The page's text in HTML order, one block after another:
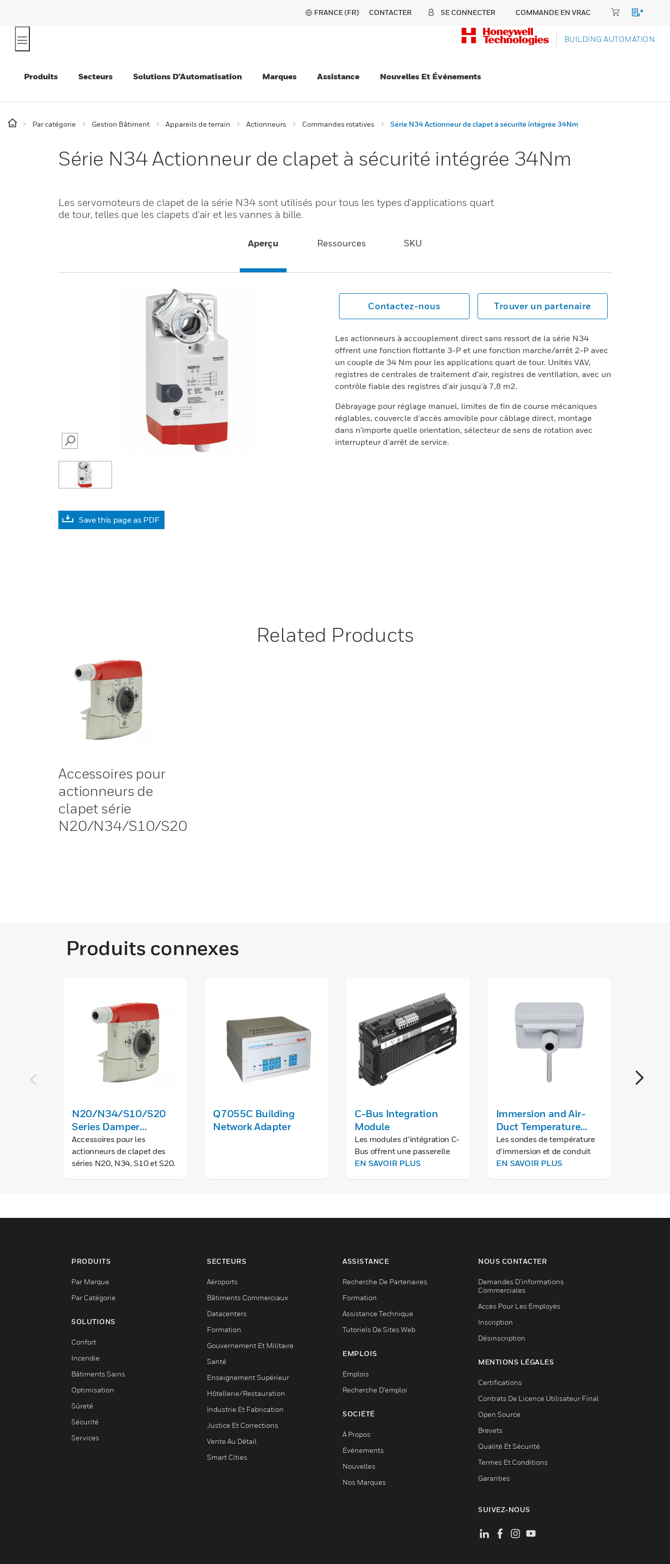
FRANCE (FR) CONTACTER SE CONNECTER COMMANDE EN VRAC
BUILDING AUTOMATION
Produits Secteurs Solutions D’Automatisation Marques Assistance Nouvelles Et Événements
Par catégorie Gestion Bâtiment Appareils de terrain Actionneurs Commandes rotatives Série N34 Actionneur de clapet à sécurité intégrée 34Nm
Série N34 Actionneur de clapet à sécurité intégrée 34Nm
Les servomoteurs de clapet de la série N34 sont utilisés pour tous les types d'applications quart
de tour, telles que les clapets d'air et les vannes à bille.
Aperçu Ressources SKU
SEARCH
Save this page as PDF
Contactez-nous Trouver un partenaire
Les actionneurs à accouplement direct sans ressort de la série N34
offrent une fonction flottante 3-P et une fonction marche/arrêt 2-P avec
un couple de 34 Nm pour les applications quart de tour. Unités VAV,
registres de centrales de traitement d'air, registres de ventilation, avec un
contrôle fiable des registres d'air jusqu'à 7,8 m2.
Débrayage pour réglage manuel, limites de fin de course mécaniques
réglables, couvercle d'accès amovible pour câblage direct, montage
dans n'importe quelle orientation, sélecteur de sens de rotation avec
interrupteur d'arrêt de service.
Related Products
Accessoires pour
actionneurs de
clapet série
N20/N34/S10/S20
Produits connexes
N20/N34/S10/S20
Series Damper
Actuator Accessories
Accessoires pour les
actionneurs de clapet des
séries N20, N34, S10 et S20.
Q7055C Building
Network Adapter
C-Bus Integration
Module
Les modules d’intégration C-
Bus offrent une passerelle
connectée complète pour la
EN SAVOIR PLUS
Immersion and Air-
Duct Temperature
Sensors
Les sondes de température
d’immersion et de conduit
d’air ne sont pas polarisées.
EN SAVOIR PLUS
PRODUITS
Par Marque
Par Catégorie
SOLUTIONS
Confort
Incendie
Bâtiments Sains
Optimisation
Sûreté
Sécurité
Services
SECTEURS
Aéroports
Bâtiments Commerciaux
Datacenters
Formation
Gouvernement Et Militaire
Santé
Enseignement Supérieur
Hôtellerie/Restauration
Industrie Et Fabrication
Justice Et Corrections
Vente Au Détail
Smart Cities
ASSISTANCE
Recherche De Partenaires
Formation
Assistance Technique
Tutoriels De Sites Web
EMPLOIS
Emplois
Recherche D'emploi
SOCIÉTÉ
À Propos
Événements
Nouvelles
Nos Marques
NOUS CONTACTER
Demandes D’informations
Commerciales
Accès Pour Les Employés
Inscription
Désinscription
MENTIONS LÉGALES
Certifications
Contrats De Licence Utilisateur Final
Open Source
Brevets
Qualité Et Sécurité
Termes Et Conditions
Garanties
SUIVEZ-NOUS